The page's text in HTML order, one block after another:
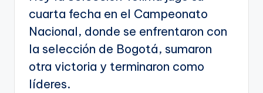
cuarta fecha en el Campeonato
Nacional, donde se enfrentaron con
la selección de Bogotá, sumaron
otra victoria y terminaron como
líderes.